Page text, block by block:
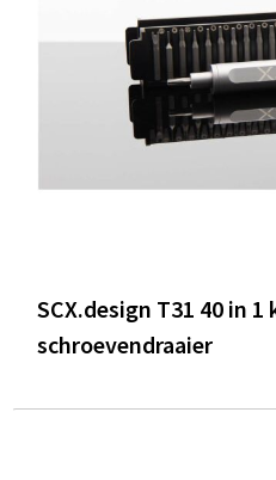
SCX.design T31 40 in
schroevendraaier